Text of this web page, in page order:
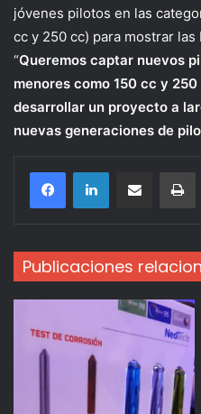
jóvenes pilotos en las
cc y 250 cc) para mostrar
“Queremos captar nuevos
menores como 150 cc y
desarrollar un proyecto a
nuevas generaciones de
Compartir por correo
Publicaciones